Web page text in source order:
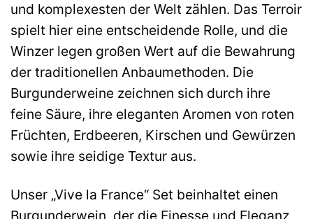
und komplexesten der Welt zählen. Das Terroir
spielt hier eine entscheidende Rolle, und die
Winzer legen großen Wert auf die Bewahrung
der traditionellen Anbaumethoden. Die
Burgunderweine zeichnen sich durch ihre
feine Säure, ihre eleganten Aromen von roten
Früchten, Erdbeeren, Kirschen und Gewürzen
sowie ihre seidige Textur aus.
Unser „Vive la France“ Set beinhaltet einen
Burgunderwein, der die Finesse und Eleganz